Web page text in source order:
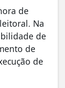
de
Na
de
de
de